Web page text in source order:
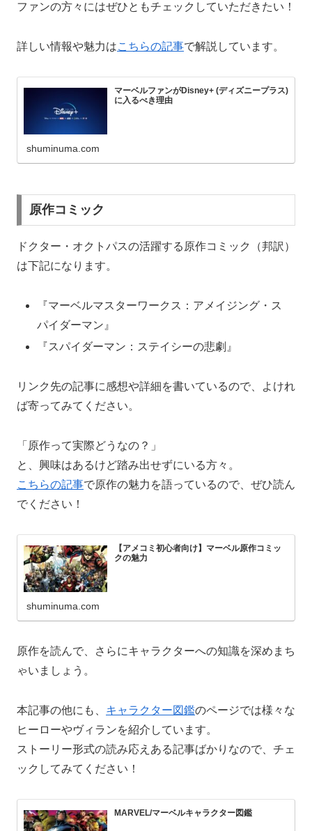
ファンの方々にはぜひともチェックしていただきたい！
詳しい情報や魅力はこちらの記事で解説しています。
マーベルファンがDisney+ (ディズニープラス)
に入るべき理由
shuminuma.com
原作コミック
ドクター・オクトパスの活躍する原作コミック（邦訳）
は下記になります。
『マーベルマスターワークス：アメイジング・ス
パイダーマン』
『スパイダーマン：ステイシーの悲劇』
リンク先の記事に感想や詳細を書いているので、よけれ
ば寄ってみてください。
「原作って実際どうなの？」
と、興味はあるけど踏み出せずにいる方々。
こちらの記事で原作の魅力を語っているので、ぜひ読ん
でください！
【アメコミ初心者向け】マーベル原作コミッ
クの魅力
shuminuma.com
原作を読んで、さらにキャラクターへの知識を深めまち
ゃいましょう。
本記事の他にも、 キャラクター図鑑のページでは様々な
ヒーローやヴィランを紹介しています。
ストーリー形式の読み応えある記事ばかりなので、チェ
ックしてみてください！
MARVEL/マーベルキャラクター図鑑